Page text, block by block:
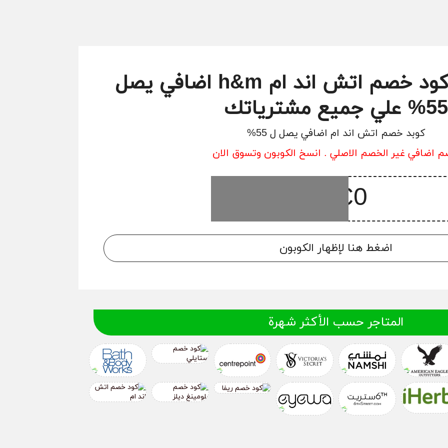
كوبون خصم كود خصم اتش اند ام h&m اضافي يصل
55% علي جميع مشترياتك
كوبد خصم اتش اند ام اضافي يصل ل 55%
اضافي غير الخصم الاصلي . انسخ الكوبون وتسوق الان
اضغط هنا لإظهار الكوبون
المتاجر حسب الأكثر شهرة